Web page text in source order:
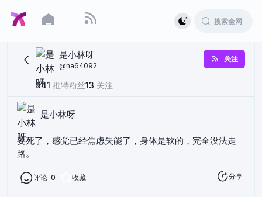
是小林呀
@na64092
关注
841 推特粉丝13 关注
是小林呀
要死了，感觉已经焦虑失能了，身体是软的，完全没法走
路。
评论 0 收藏 分享